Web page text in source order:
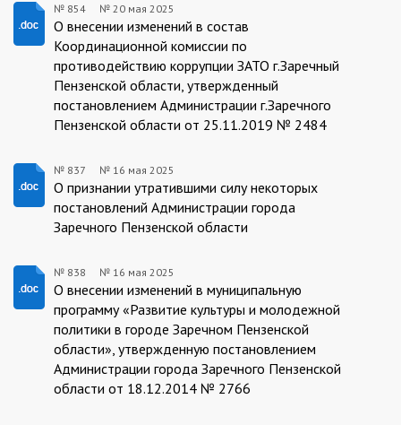
854/20.05.2025
№ 854 № 20 мая 2025
О внесении изменений в состав
Координационной комиссии по
противодействию коррупции ЗАТО г.Заречный
Пензенской области, утвержденный
постановлением Администрации г.Заречного
Пензенской области от 25.11.2019 № 2484
837/16.05.2025
№ 837 № 16 мая 2025
О признании утратившими силу некоторых
постановлений Администрации города
Заречного Пензенской области
838/16.05.2025
№ 838 № 16 мая 2025
О внесении изменений в муниципальную
программу «Развитие культуры и молодежной
политики в городе Заречном Пензенской
области», утвержденную постановлением
Администрации города Заречного Пензенской
области от 18.12.2014 № 2766